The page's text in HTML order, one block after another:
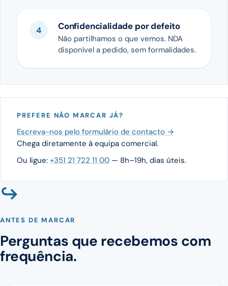
Confidencialidade por defeito
Não partilhamos o que vemos. NDA
disponível a pedido, sem formalidades.
PREFERE NÃO MARCAR JÁ?
Escreva-nos pelo formulário de contacto →
Chega diretamente à equipa comercial.
Ou ligue: +351 21 722 11 00 — 8h–19h, dias úteis.
↪
ANTES DE MARCAR
Perguntas que recebemos com
frequência.